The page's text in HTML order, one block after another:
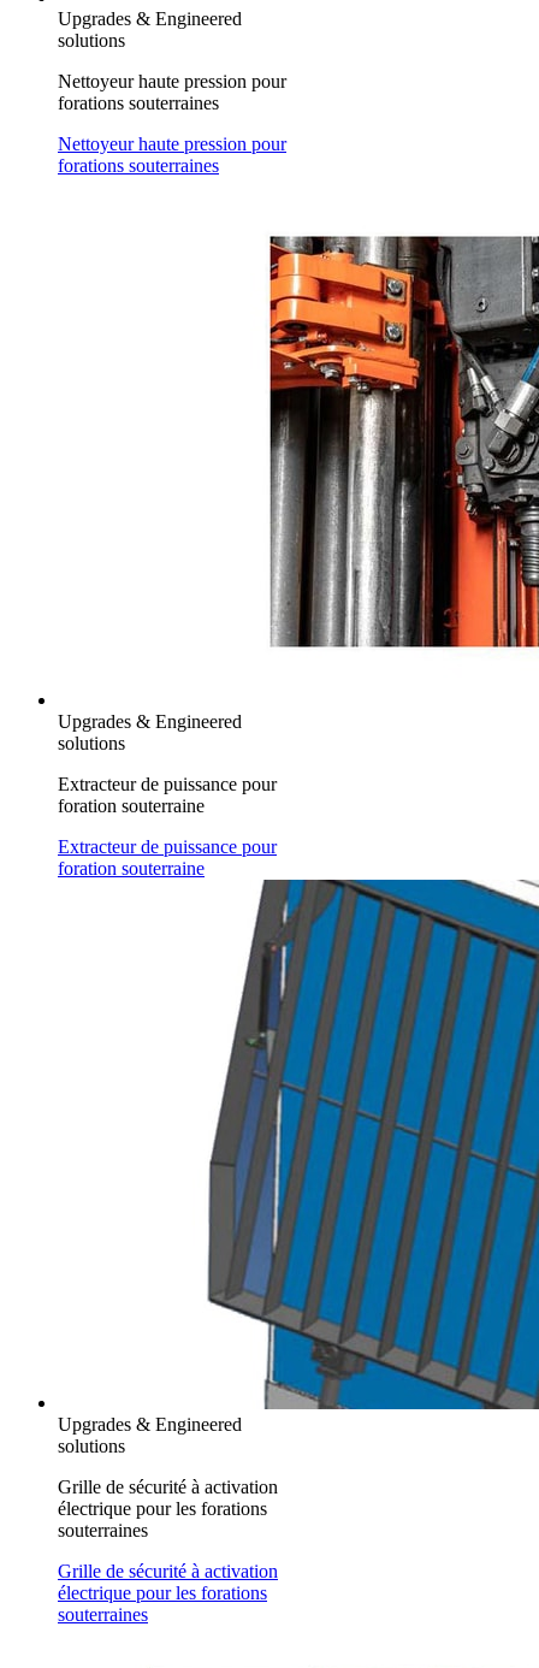
Upgrades & Engineered
solutions
Nettoyeur haute pression pour
forations souterraines
Nettoyeur haute pression pour
forations souterraines
Upgrades & Engineered
solutions
Extracteur de puissance pour
foration souterraine
Extracteur de puissance pour
foration souterraine
Upgrades & Engineered
solutions
Grille de sécurité à activation
électrique pour les forations
souterraines
Grille de sécurité à activation
électrique pour les forations
souterraines